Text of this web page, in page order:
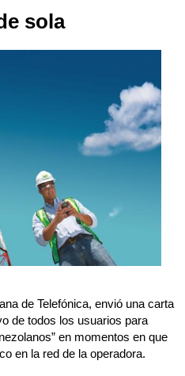
sola
de Telefónica, envió una carta
de todos los usuarios para
en momentos en que
en la red de la operadora.